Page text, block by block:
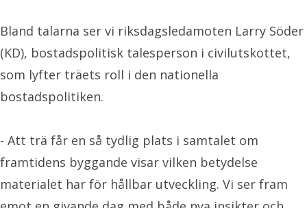
Bland talarna ser vi riksdagsledamoten Larry Söder
(KD), bostadspolitisk talesperson i civilutskottet,
som lyfter träets roll i den nationella
bostadspolitiken.
- Att trä får en så tydlig plats i samtalet om
framtidens byggande visar vilken betydelse
materialet har för hållbar utveckling. Vi ser fram